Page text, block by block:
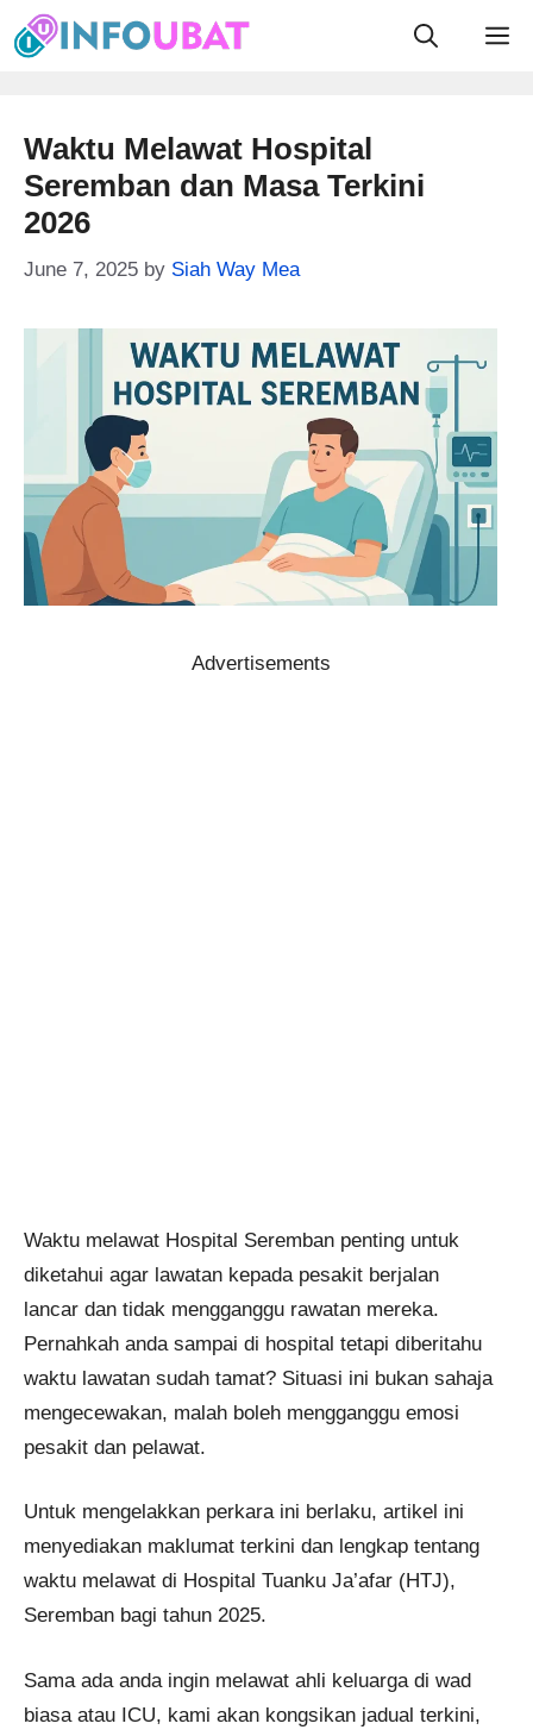
Skip
to
Waktu Melawat Hospital
Seremban dan Masa Terkini
2026
June 7, 2025 by Siah Way Mea
Advertisements
Waktu melawat Hospital Seremban penting untuk
diketahui agar lawatan kepada pesakit berjalan
lancar dan tidak mengganggu rawatan mereka.
Pernahkah anda sampai di hospital tetapi diberitahu
waktu lawatan sudah tamat? Situasi ini bukan sahaja
mengecewakan, malah boleh mengganggu emosi
pesakit dan pelawat.
Untuk mengelakkan perkara ini berlaku, artikel ini
menyediakan maklumat terkini dan lengkap tentang
waktu melawat di Hospital Tuanku Ja’afar (HTJ),
Seremban bagi tahun 2025.
Sama ada anda ingin melawat ahli keluarga di wad
biasa atau ICU, kami akan kongsikan jadual terkini,